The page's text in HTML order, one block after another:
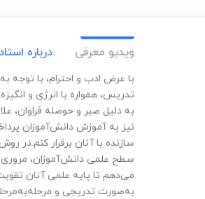
ویدیو معرفی درباره
با عرض ادب و احترام، با توجه
تدریس، همواره با انرژی و
به دلیل صبر و حوصله فراوان،
نیز به آموزش دانش‌آموزان
سازنده با آنان برقرار کنم.در
سطح علمی دانش‌آموزان،
می‌دهم تا پایه علمی آنان
به‌صورت تدریجی و